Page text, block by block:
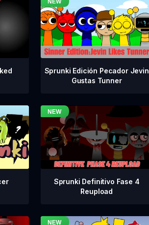
Sprunki Edición Pecador Jevin
Gustas Tunner
Sprunki Definitivo Fase 4
Reupload